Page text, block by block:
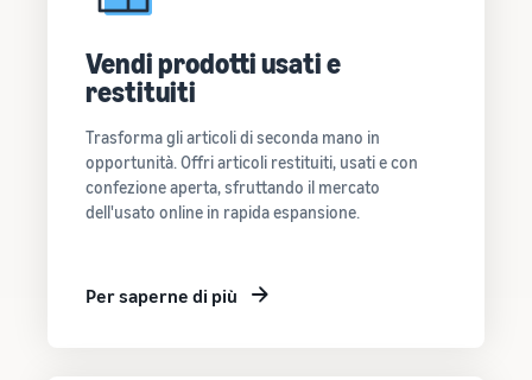
Vendi prodotti usati e
restituiti
Trasforma gli articoli di seconda mano in
opportunità. Offri articoli restituiti, usati e con
confezione aperta, sfruttando il mercato
dell'usato online in rapida espansione.
Per saperne di più